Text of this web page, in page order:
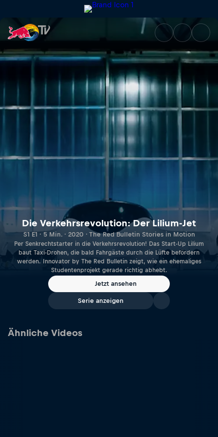
Die Verkehrsrevolution: Der
Die Verkehrsrevolution: Der Lilium-Jet
S1 E1 · 5 Min. · 2020 · The Red Bulletin Stories in Motion
Per Senkrechtstarter in die Verkehrsrevolution! Das Start-Up Lilium
baut Taxi-Drohen, die bald Fahrgäste durch die Lüfte befördern
werden. Innovator by The Red Bulletin zeigt, wie ein ehemaliges
Studentenprojekt gerade richtig abhebt.
Jetzt ansehen
Serie anzeigen
Ähnliche Videos